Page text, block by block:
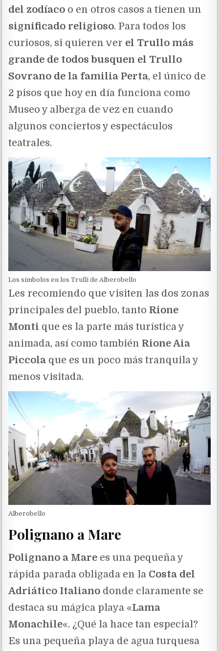
del zodíaco o en otros casos a tienen un
significado religioso. Para todos los
curiosos, si quieren ver el Trullo más
grande de todos busquen el Trullo
Sovrano de la familia Perta, el único de
2 pisos que hoy en día funciona como
Museo y alberga de vez en cuando
algunos conciertos y espectáculos
teatrales.
Los símbolos en los Trulli de Alberobello
Les recomiendo que visiten las dos zonas
principales del pueblo, tanto Rione
Monti que es la parte más turística y
animada, así como también Rione Aia
Piccola que es un poco más tranquila y
menos visitada.
Alberobello
Polignano a Mare
Polignano a Mare es una pequeña y
rápida parada obligada en la Costa del
Adriático Italiano donde claramente se
destaca su mágica playa «Lama
Monachile«. ¿Qué la hace tan especial?
Es una pequeña playa de agua turquesa